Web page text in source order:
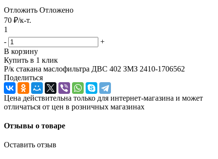
Отложить Отложено
70 ₽/к-т.
1
-
+
В корзину
Купить в 1 клик
Р/к стакана маслофильтра ДВС 402 ЗМЗ 2410-1706562
Поделиться
Цена действительна только для интернет-магазина и может
отличаться от цен в розничных магазинах
Отзывы о товаре
Оставить отзыв